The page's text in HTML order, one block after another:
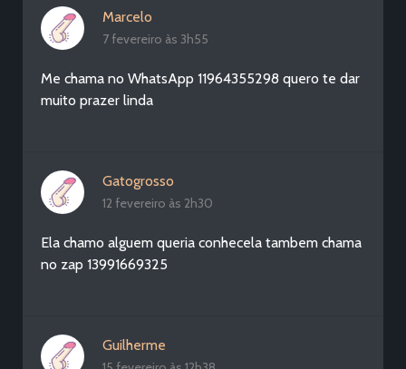
Marcelo
7 fevereiro às 3h55
Me chama no WhatsApp 11964355298 quero te dar
muito prazer linda
Gatogrosso
12 fevereiro às 2h30
Ela chamo alguem queria conhecela tambem chama
no zap 13991669325
Guilherme